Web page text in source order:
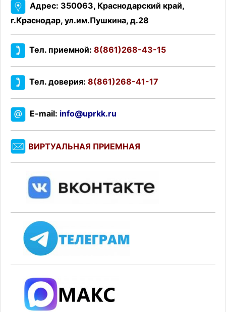
Адрес: 350063, Краснодарский край,
г.Краснодар, ул.им.Пушкина, д.28
Тел. приемной: 8(861)268-43-15
Тел. доверия: 8(861)268-41-17
E-mail: info@uprkk.ru
ВИРТУАЛЬНАЯ ПРИЕМНАЯ